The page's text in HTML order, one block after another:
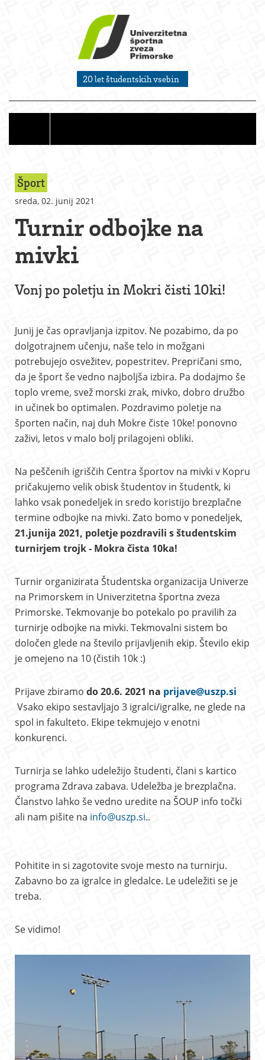
20 let študentskih vsebin
Šport
sreda, 02. junij 2021
Turnir odbojke na
mivki
Vonj po poletju in Mokri čisti 10ki!
Junij je čas opravljanja izpitov. Ne pozabimo, da po
dolgotrajnem učenju, naše telo in možgani
potrebujejo osvežitev, popestritev. Prepričani smo,
da je šport še vedno najboljša izbira. Pa dodajmo še
toplo vreme, svež morski zrak, mivko, dobro družbo
in učinek bo optimalen. Pozdravimo poletje na
športen način, naj duh Mokre čiste 10ke! ponovno
zaživi, letos v malo bolj prilagojeni obliki.
Na peščenih igriščih Centra športov na mivki v Kopru
pričakujemo velik obisk študentov in študentk, ki
lahko vsak ponedeljek in sredo koristijo brezplačne
termine odbojke na mivki. Zato bomo v ponedeljek,
21.junija 2021, poletje pozdravili s študentskim
turnirjem trojk - Mokra čista 10ka!
Turnir organizirata Študentska organizacija Univerze
na Primorskem in Univerzitetna športna zveza
Primorske. Tekmovanje bo potekalo po pravilih za
turnirje odbojke na mivki. Tekmovalni sistem bo
določen glede na število prijavljenih ekip. Število ekip
je omejeno na 10 (čistih 10k :)
Prijave zbiramo do 20.6. 2021 na prijave@uszp.si
Vsako ekipo sestavljajo 3 igralci/igralke, ne glede na
spol in fakulteto. Ekipe tekmujejo v enotni
konkurenci.
Turnirja se lahko udeležijo študenti, člani s kartico
programa Zdrava zabava. Udeležba je brezplačna.
Članstvo lahko še vedno uredite na ŠOUP info točki
ali nam pišite na info@uszp.si..
Pohitite in si zagotovite svoje mesto na turnirju.
Zabavno bo za igralce in gledalce. Le udeležiti se je
treba.
Se vidimo!